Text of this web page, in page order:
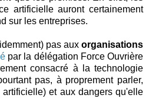
artificielle auront certainement
sur les entreprises.
pas aux organisations
par la délégation Force Ouvrière
consacré à la technologie
pas, à proprement parler,
et aux dangers qu'elle